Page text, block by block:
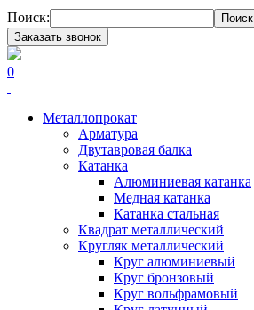
Поиск:
Поиск
Заказать звонок
0
Металлопрокат
Арматура
Двутавровая балка
Катанка
Алюминиевая катанка
Медная катанка
Катанка стальная
Квадрат металлический
Кругляк металлический
Круг алюминиевый
Круг бронзовый
Круг вольфрамовый